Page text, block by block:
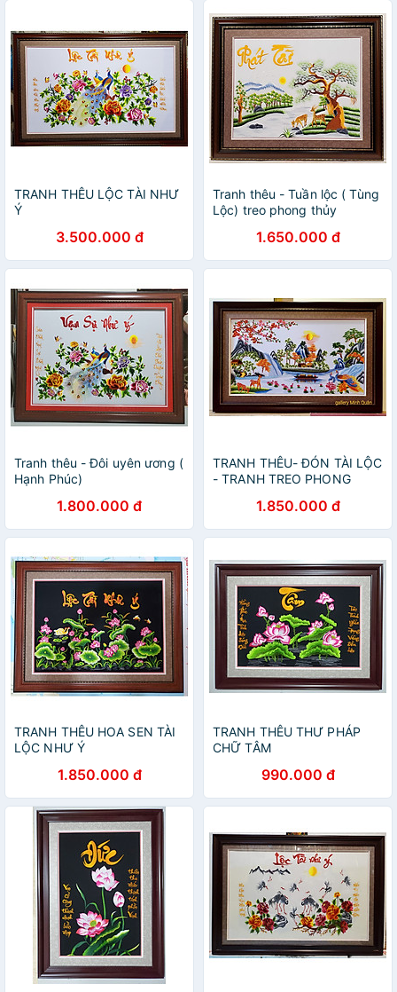
TRANH THÊU LỘC TÀI NHƯ
Ý
3.500.000 đ
Tranh thêu - Tuần lộc ( Tùng
Lộc) treo phong thủy
1.650.000 đ
Tranh thêu - Đôi uyên ương (
Hạnh Phúc)
1.800.000 đ
TRANH THÊU- ĐÓN TÀI LỘC
- TRANH TREO PHONG
1.850.000 đ
TRANH THÊU HOA SEN TÀI
LỘC NHƯ Ý
1.850.000 đ
TRANH THÊU THƯ PHÁP
CHỮ TÂM
990.000 đ